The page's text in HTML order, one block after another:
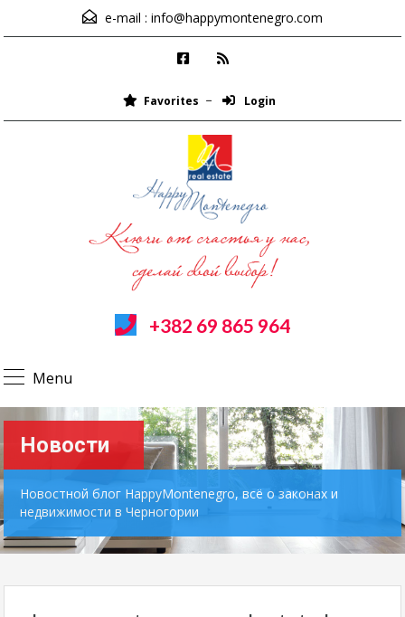
e-mail : info@happymontenegro.com
Favorites Login
+382 69 865 964
Menu
Новости
Новостной блог HappyMontenegro, всё о законах и
недвижимости в Черногории